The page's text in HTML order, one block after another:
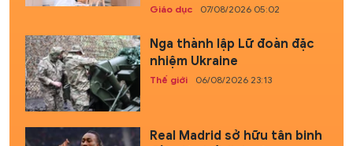
Giáo dục 07/08/2026 05:02
Nga thành lập Lữ đoàn đặc
nhiệm Ukraine
Thế giới 06/08/2026 23:13
Real Madrid sở hữu tân binh